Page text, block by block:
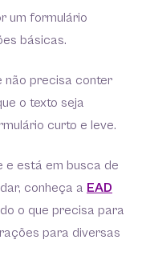
um formulário
básicas.
não precisa conter
o texto seja
curto e leve.
e está em busca de
conheça a EAD
o que precisa para
para diversas